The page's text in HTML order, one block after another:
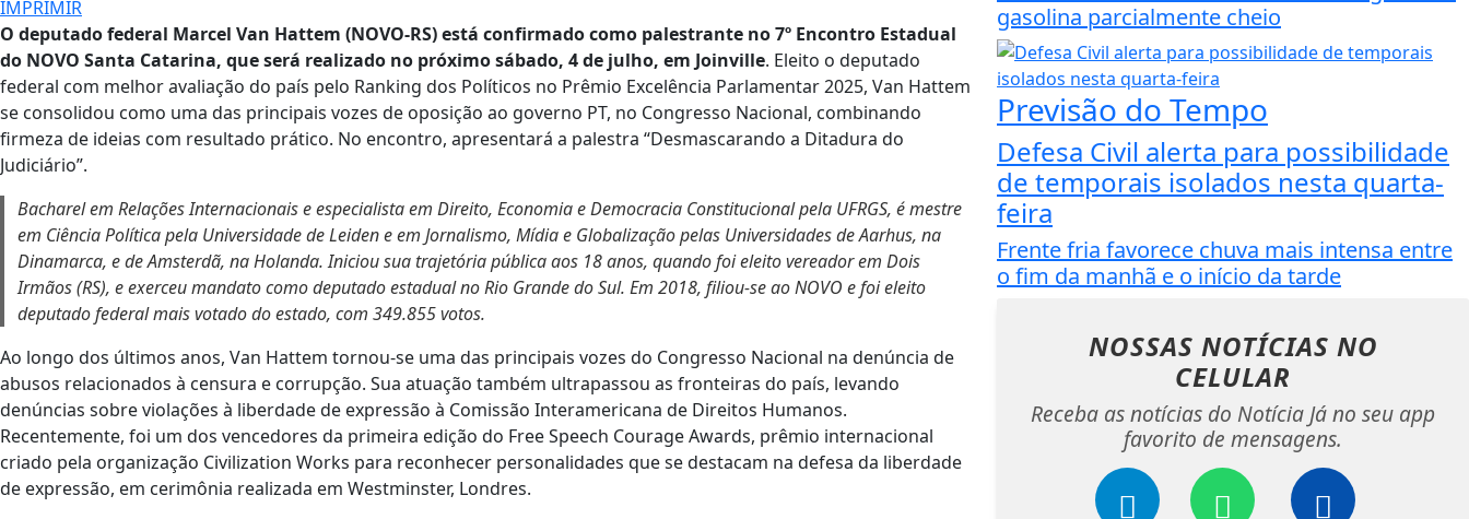
IMPRIMIR
O deputado federal Marcel Van Hattem (NOVO-RS) está confirmado como palestrante no 7º Encontro Estadual
do NOVO Santa Catarina, que será realizado no próximo sábado, 4 de julho, em Joinville. Eleito o deputado
federal com melhor avaliação do país pelo Ranking dos Políticos no Prêmio Excelência Parlamentar 2025, Van Hattem
se consolidou como uma das principais vozes de oposição ao governo PT, no Congresso Nacional, combinando
firmeza de ideias com resultado prático. No encontro, apresentará a palestra “Desmascarando a Ditadura do
Judiciário”.
Bacharel em Relações Internacionais e especialista em Direito, Economia e Democracia Constitucional pela UFRGS, é mestre
em Ciência Política pela Universidade de Leiden e em Jornalismo, Mídia e Globalização pelas Universidades de Aarhus, na
Dinamarca, e de Amsterdã, na Holanda. Iniciou sua trajetória pública aos 18 anos, quando foi eleito vereador em Dois
Irmãos (RS), e exerceu mandato como deputado estadual no Rio Grande do Sul. Em 2018, filiou-se ao NOVO e foi eleito
deputado federal mais votado do estado, com 349.855 votos.
Ao longo dos últimos anos, Van Hattem tornou-se uma das principais vozes do Congresso Nacional na denúncia de
abusos relacionados à censura e corrupção. Sua atuação também ultrapassou as fronteiras do país, levando
denúncias sobre violações à liberdade de expressão à Comissão Interamericana de Direitos Humanos.
Recentemente, foi um dos vencedores da primeira edição do Free Speech Courage Awards, prêmio internacional
criado pela organização Civilization Works para reconhecer personalidades que se destacam na defesa da liberdade
de expressão, em cerimônia realizada em Westminster, Londres.
gasolina parcialmente cheio
Previsão do Tempo
Defesa Civil alerta para possibilidade
de temporais isolados nesta quarta-
feira
Frente fria favorece chuva mais intensa entre
o fim da manhã e o início da tarde
NOSSAS NOTÍCIAS NO
CELULAR
Receba as notícias do Notícia Já no seu app
favorito de mensagens.